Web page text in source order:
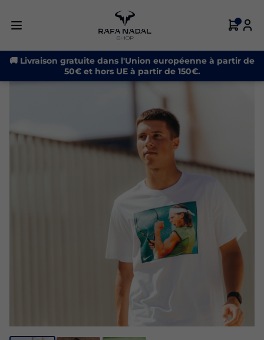
🚚 Livraison gratuite dans l'Union européenne à partir de
50€ et hors UE à partir de 150€.